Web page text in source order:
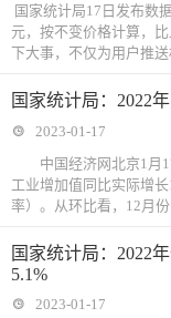
国家统计局17日发布数
元，按不变价格计算，
下大事，不仅为用户推
国家统计局：2022
2023-01-17
中国经济网北京1月17
工业增加值同比实际增
率）。从环比看，12月
国家统计局：2022
5.1%
2023-01-17